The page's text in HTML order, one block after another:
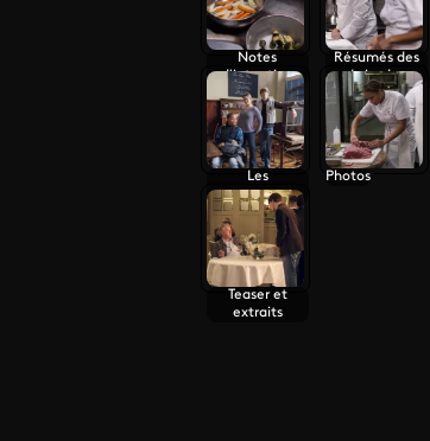
Notes
d'intention
Résumés des
épisodes
Les
personnages
Photos
Teaser et
extraits